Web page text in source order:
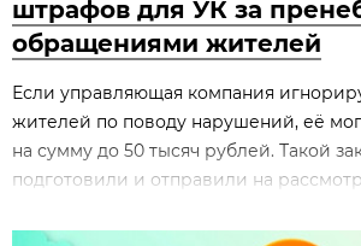
штрафов для УК за
обращениями жителей
Если управляющая компания
жителей по поводу нарушений, её
на сумму до 50 тысяч рублей. Такой
подготовили и отправили на